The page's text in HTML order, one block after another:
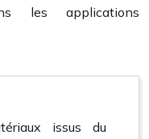
les applications
issus du